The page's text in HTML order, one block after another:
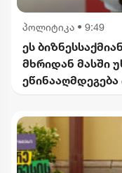
პოლიტიკა • 9:49
ეს
მხრიდან მასში
"ინტერრაოს"